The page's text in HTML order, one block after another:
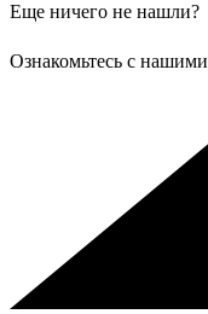
Еще ничего не нашли?
Ознакомьтесь с нашими